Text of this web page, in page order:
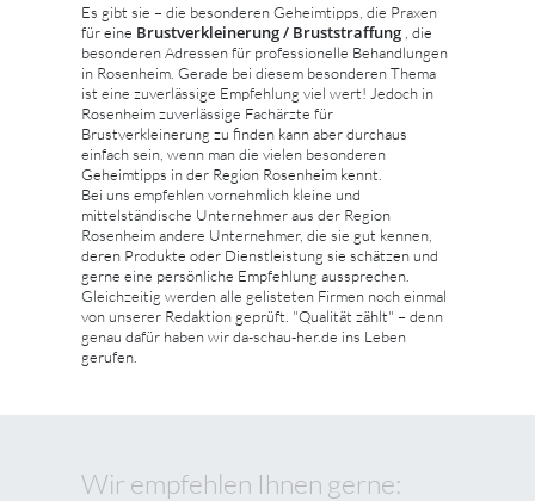
Es gibt sie – die besonderen Geheimtipps, die Praxen
für eine Brustverkleinerung / Bruststraffung , die
besonderen Adressen für professionelle Behandlungen
in Rosenheim. Gerade bei diesem besonderen Thema
ist eine zuverlässige Empfehlung viel wert! Jedoch in
Rosenheim zuverlässige Fachärzte für
Brustverkleinerung zu finden kann aber durchaus
einfach sein, wenn man die vielen besonderen
Geheimtipps in der Region Rosenheim kennt.
Bei uns empfehlen vornehmlich kleine und
mittelständische Unternehmer aus der Region
Rosenheim andere Unternehmer, die sie gut kennen,
deren Produkte oder Dienstleistung sie schätzen und
gerne eine persönliche Empfehlung aussprechen.
Gleichzeitig werden alle gelisteten Firmen noch einmal
von unserer Redaktion geprüft. "Qualität zählt" – denn
genau dafür haben wir da-schau-her.de ins Leben
gerufen.
Wir empfehlen Ihnen gerne: